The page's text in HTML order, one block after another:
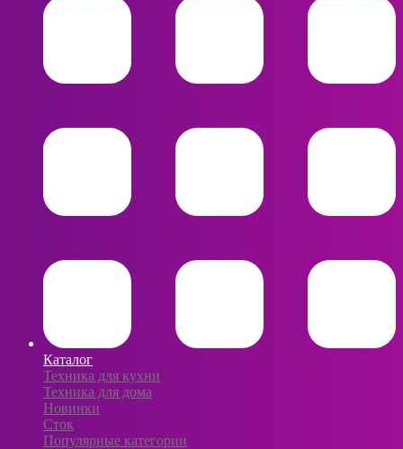
Каталог
Техника для кухни
Техника для дома
Новинки
Сток
Популярные категории